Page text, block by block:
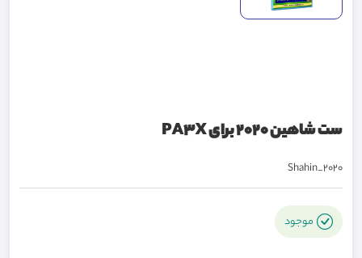
ست شاهین 2020 برای PA3X
Shahin_2020
موجود